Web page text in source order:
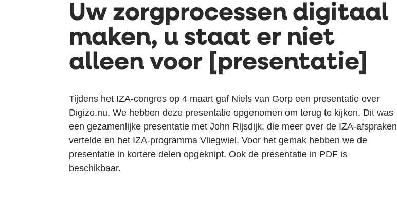
Uw zorgprocessen digitaal
maken, u staat er niet
alleen voor [presentatie]
Tijdens het IZA-congres op 4 maart gaf Niels van Gorp een presentatie over
Digizo.nu. We hebben deze presentatie opgenomen om terug te kijken. Dit was
een gezamenlijke presentatie met John Rijsdijk, die meer over de IZA-afspraken
vertelde en het IZA-programma Vliegwiel. Voor het gemak hebben we de
presentatie in kortere delen opgeknipt. Ook de presentatie in PDF is
beschikbaar.